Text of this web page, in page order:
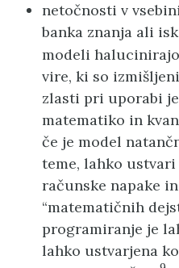
netočnosti v
banka znanja ali
modeli
vire, ki so
zlasti pri uporabi
matematiko in
če je model
teme, lahko
računske napake
“matematičnih
programiranje je
lahko ustvarjena